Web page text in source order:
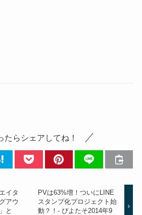
たらシェアしてね！
イタ
アウ
と
PVは63%増！ついにLINE
スタンプ化プロジェクト始
動？！- ぴよたそ2014年9